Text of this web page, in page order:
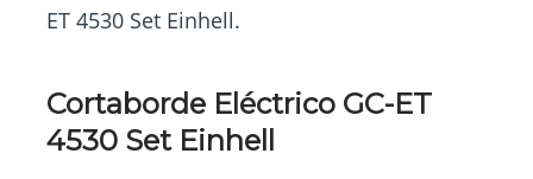
ET 4530 Set Einhell.
Cortaborde Eléctrico GC-ET
4530 Set Einhell